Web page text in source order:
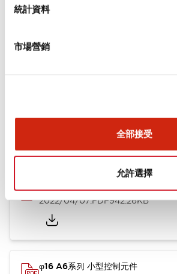
統計資料
市場營銷
全部接受
允許選擇
認證與標準
φ16 A6系列用配件(平面鑲嵌框型)
2022/04/07.PDF942.26KB
φ16 A6系列 小型控制元件